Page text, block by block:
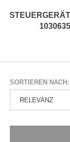
1030635
SORTIEREN NACH: